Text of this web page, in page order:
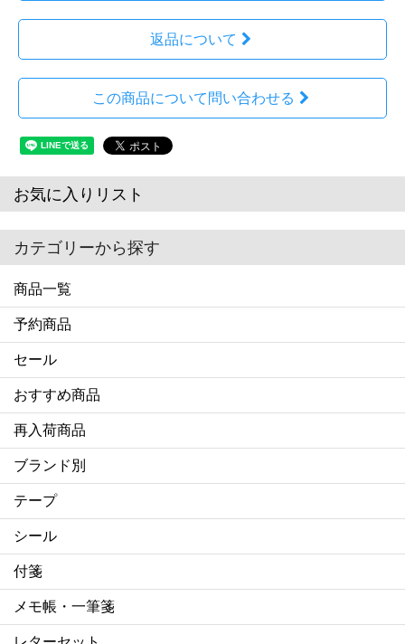
返品について
この商品について問い合わせる
お気に入りリスト
カテゴリーから探す
商品一覧
予約商品
セール
おすすめ商品
再入荷商品
ブランド別
テープ
シール
付箋
メモ帳・一筆箋